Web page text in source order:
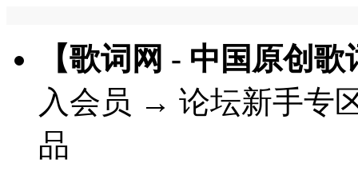
【歌词网 - 中国原创
入会员 → 论坛新手专
品